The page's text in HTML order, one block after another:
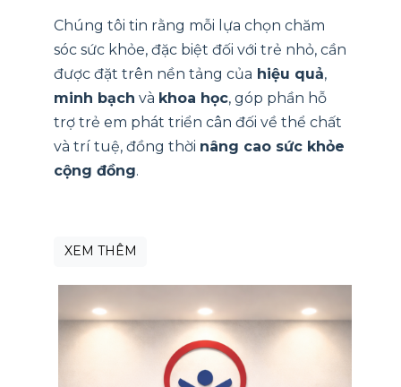
Chúng tôi tin rằng mỗi lựa chọn chăm
sóc sức khỏe, đặc biệt đối với trẻ nhỏ, cần
được đặt trên nền tảng của hiệu quả,
minh bạch và khoa học, góp phần hỗ
trợ trẻ em phát triển cân đối về thể chất
và trí tuệ, đồng thời nâng cao sức khỏe
cộng đồng.
XEM THÊM